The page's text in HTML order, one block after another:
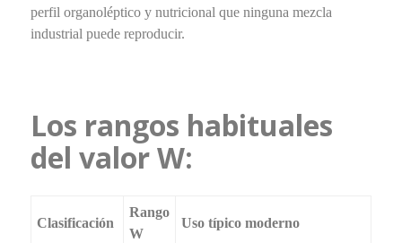
perfil organoléptico y nutricional que ninguna mezcla
industrial puede reproducir.
Los rangos habituales
del valor W:
Clasificación
Rango
W
Uso típico moderno